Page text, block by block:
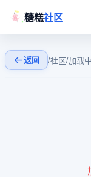
糖糕社区
返回 /社区/加载